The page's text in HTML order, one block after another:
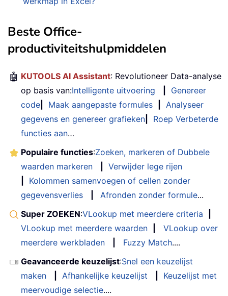
Beste Office-
productiviteitshulpmiddelen
🤖 KUTOOLS AI Assistant: Revolutioneer Data-analyse
op basis van:Intelligente uitvoering
Genereer
code
Maak aangepaste formules
Analyseer
gegevens en genereer grafieken
Roep Verbeterde
functies aan…
Populaire functies:Zoeken, markeren of Dubbele
waarden markeren
Verwijder lege rijen
Kolommen samenvoegen of cellen zonder
gegevensverlies
Afronden zonder formule...
Super ZOEKEN:VLookup met meerdere criteria
VLookup met meerdere waarden
VLookup over
meerdere werkbladen
Fuzzy Match....
Geavanceerde keuzelijst:Snel een keuzelijst
maken
Afhankelijke keuzelijst
Keuzelijst met
meervoudige selectie....